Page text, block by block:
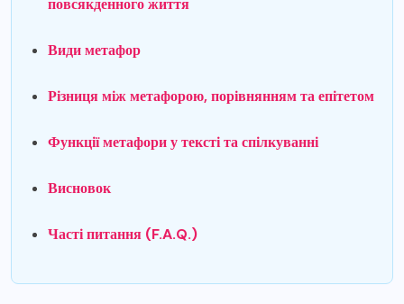
повсякденного життя
Види метафор
Різниця між метафорою, порівнянням та епітетом
Функції метафори у тексті та спілкуванні
Висновок
Часті питання (F.A.Q.)